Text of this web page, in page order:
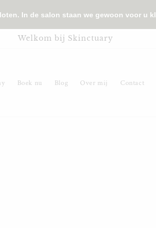
In de salon staan we gewoon voor u klaar.
Welkom bij Skinctuary
Boek nu Blog Over mij Contact